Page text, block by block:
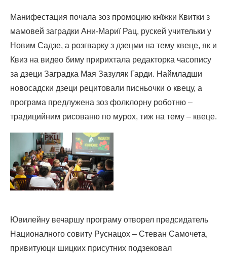
Манифестация почала зоз промоцию кнїжки Квитки з
мамовей заградки Ани-Мариї Рац, рускей учительки у
Новим Садзе, а розгварку з дзецми на тему квеце, як и
Квиз на видео биму пририхтала редакторка часопису
за дзеци Заградка Мая Зазуляк Гарди. Наймладши
новосадски дзеци рецитовали писньочки о квецу, а
програма предлужена зоз фолклорну роботню –
традицийним рисованю по мурох, тиж на тему – квеце.
Ювилейну вечаршу програму отворел предсидатель
Националного совиту Руснацох – Стеван Самочета,
привитуюци шицких присутних подзековал